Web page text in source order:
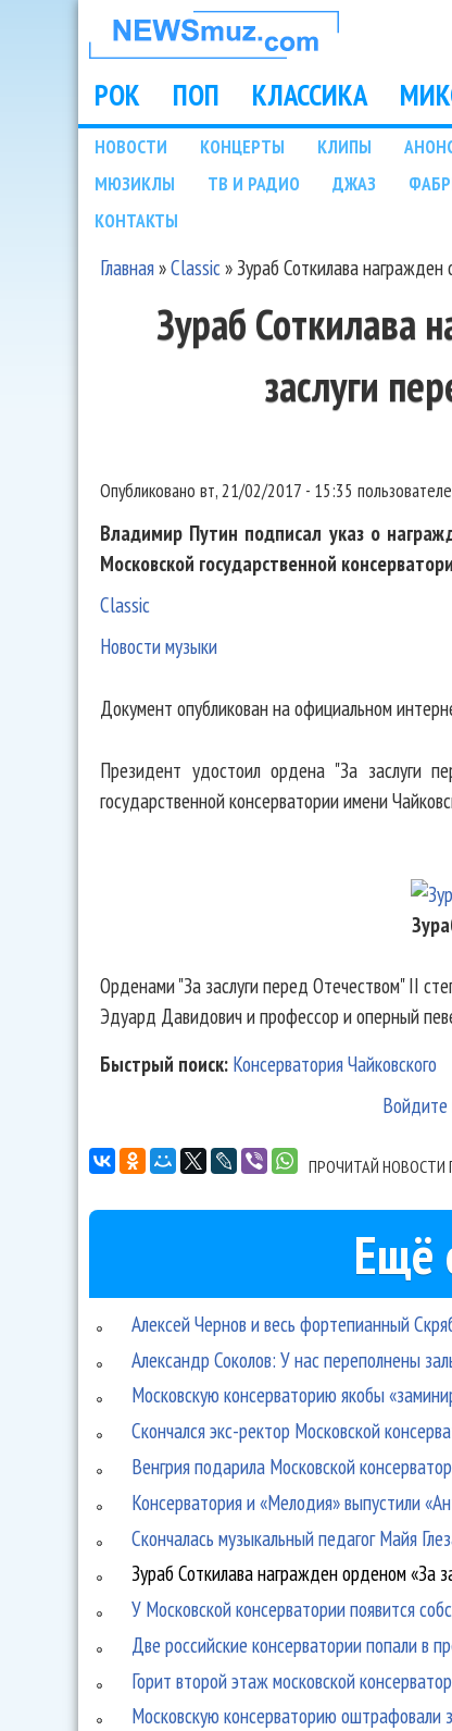
НОВОСТИ
МУЗЫКИ И
ШОУ БИЗНЕСА
NEWSMUZ.COM
Main menu
РОК ПОП КЛАССИКА
Подразделы
НОВОСТИ КОНЦЕРТЫ КЛИПЫ
МЮЗИКЛЫ
ТВ И РАДИО ДЖАЗ
КОНТАКТЫ
Главная»Classic»Зураб Соткилава
Зураб Соткилава
заслуги
Опубликовано вт, 21/02/2017 - 15:35
Владимир Путин подписал указ о
Московской государственной
Classic
Новости музыки
Документ опубликован на официальном
Президент удостоил ордена "За заслуги
государственной консерватории имени
Орденами "За заслуги перед Отечеством" II
Эдуард Давидович и профессор и оперный
Быстрый поиск: Консерватория Чайковского
Войдите
ПРОЧИТАЙ НОВОСТИ
Ещё
Алексей Чернов и весь фортепианный
Александр Соколов: У нас переполнены
Московскую консерваторию якобы
Скончался экс-ректор Московской
Венгрия подарила Московской
Консерватория и «Мелодия» выпустили
Скончалась музыкальный педагог Майя
Зураб Соткилава награжден орденом «За
У Московской консерватории появится
Две российские консерватории попали в
Горит второй этаж московской
Московскую консерваторию оштрафовали